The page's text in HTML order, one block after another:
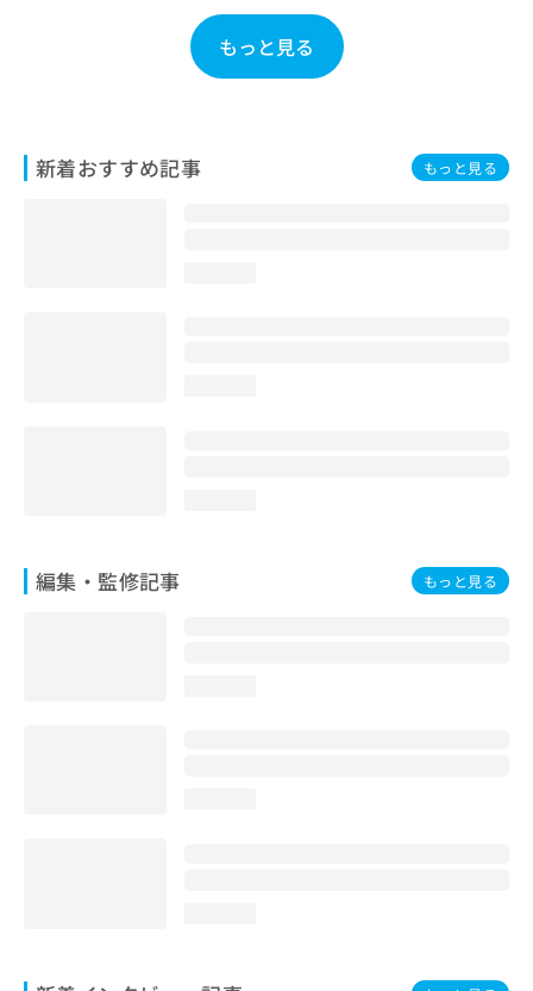
もっと見る
新着おすすめ記事 もっと見る
編集・監修記事 もっと見る
は
こ